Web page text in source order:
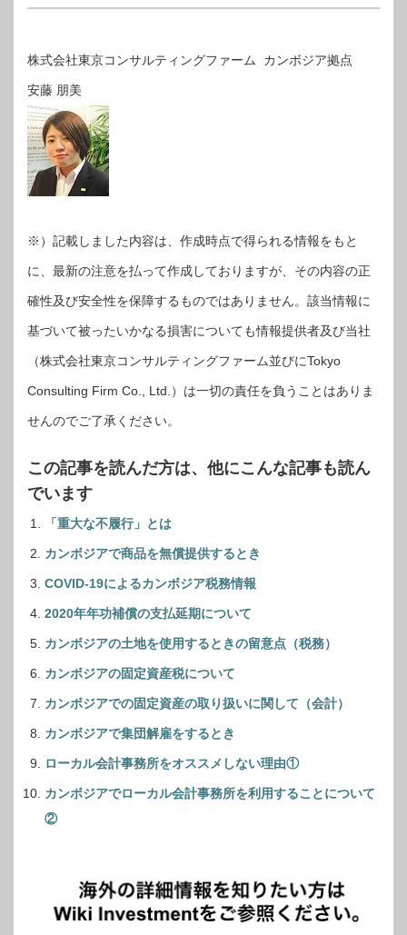
株式会社東京コンサルティングファーム カンボジア拠点
安藤 朋美
※）記載しました内容は、作成時点で得られる情報をもと
に、最新の注意を払って作成しておりますが、その内容の正
確性及び安全性を保障するものではありません。該当情報に
基づいて被ったいかなる損害についても情報提供者及び当社
（株式会社東京コンサルティングファーム並びにTokyo
Consulting Firm Co., Ltd.）は一切の責任を負うことはありま
せんのでご了承ください。
この記事を読んだ方は、他にこんな記事も読ん
でいます
「重大な不履行」とは
カンボジアで商品を無償提供するとき
COVID-19によるカンボジア税務情報
2020年年功補償の支払延期について
カンボジアの土地を使用するときの留意点（税務）
カンボジアの固定資産税について
カンボジアでの固定資産の取り扱いに関して（会計）
カンボジアで集団解雇をするとき
ローカル会計事務所をオススメしない理由①
カンボジアでローカル会計事務所を利用することについて
②